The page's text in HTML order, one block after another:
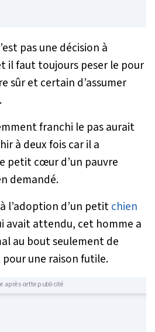
pas une décision à
il faut toujours peser le pour
sûr et certain d’assumer
franchi le pas aurait
à deux fois car il a
petit cœur d’un pauvre
demandé.
l’adoption d’un petitchien
avait attendu, cet homme a
au bout seulement de
une raison futile.
après cette publicité